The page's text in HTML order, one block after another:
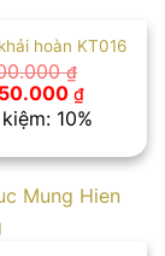
hoàn KT016
₫
₫Giá
hiện
tại
10%